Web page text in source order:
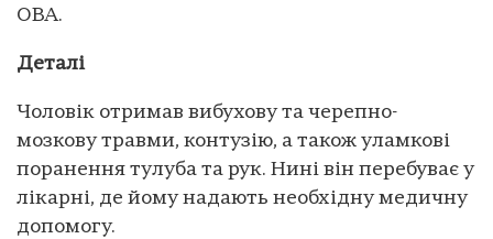
ОВА.
Деталі
Чоловік отримав вибухову та черепно-
мозкову травми, контузію, а також уламкові
поранення тулуба та рук. Нині він перебуває у
лікарні, де йому надають необхідну медичну
допомогу.